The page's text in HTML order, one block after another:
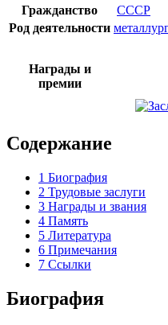
Гражданство
СССР
Род деятельности
Награды и
премии
Содержание
1 Биография
2 Трудовые заслуги
3 Награды и звания
4 Память
5 Литература
6 Примечания
7 Ссылки
Биография